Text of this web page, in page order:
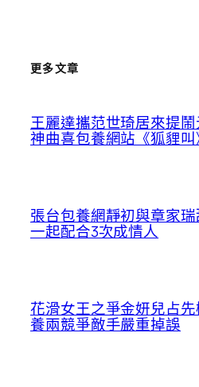
更多文章
王麗達攜范世琦居來提鬧
神曲喜包養網站《狐貍叫
張台包養網靜初與章家
一起配合3次成情人
花滑女王之爭金妍兒占
養兩競爭敵手嚴重掉誤